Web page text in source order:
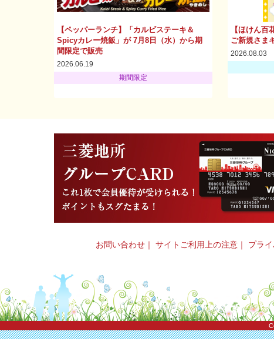
【ペッパーランチ】「カルビステーキ＆
Spicyカレー焼飯」が 7月8日（水）から期
間限定で販売
2026.06.19
期間限定
【ほけん百
ご新規さま
2026.08.03
お問い合わせ ｜ サイトご利用上の注意 ｜ プラ